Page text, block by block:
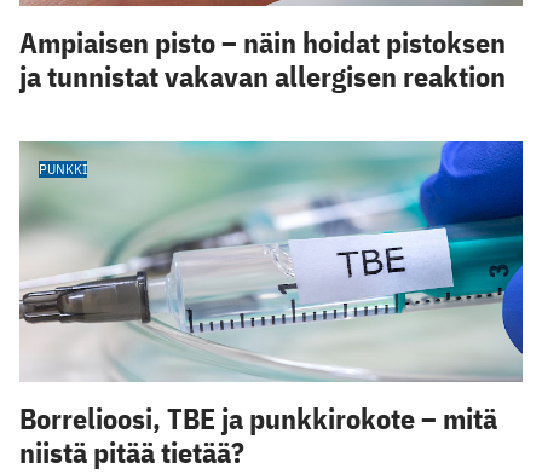
Ampiaisen pisto – näin hoidat pistoksen
ja tunnistat vakavan allergisen reaktion
PUNKKI
Borrelioosi, TBE ja punkkirokote – mitä
niistä pitää tietää?